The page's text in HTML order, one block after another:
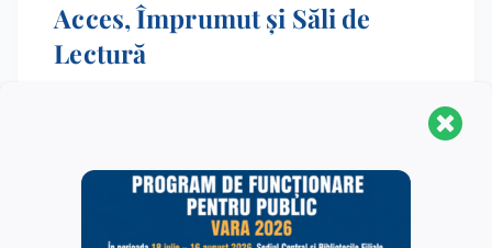
Acces, Împrumut și Săli de
Lectură
Serviciul ACCES, ÎMPRUMUT ȘI SĂLI DE LECTURĂ
are ca obiectiv principal asigurarea accesului la
Bibliotecii Centrale Universitare „Carol I” prin
îndrumarea, orientarea, asistarea şi instruirea